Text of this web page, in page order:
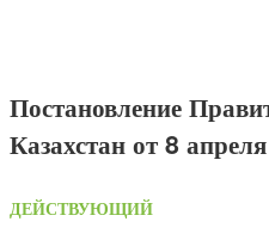
Постановление
Казахстан от 8
ДЕЙСТВУЮЩИЙ